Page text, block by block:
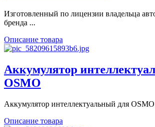
Изготовленный по лицензии владельца
бренда ...
Описание товара
Аккумулятор
OSMO
Аккумулятор интеллектуальный для
Описание товара